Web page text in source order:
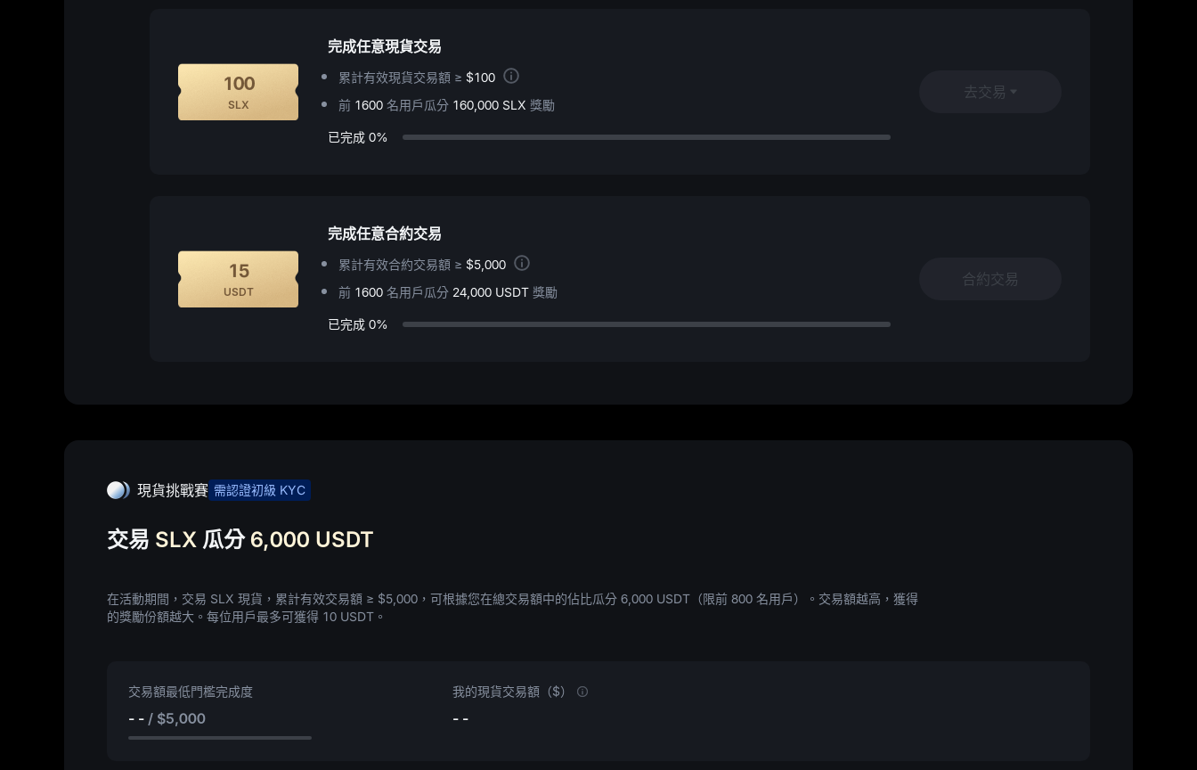
100
SLX
完成任意現貨交易
累計有效現貨交易額 ≥ $100
前 1600 名用戶瓜分 160,000 SLX 獎勵
已完成 0%
去交易
15
USDT
完成任意合約交易
累計有效合約交易額 ≥ $5,000
前 1600 名用戶瓜分 24,000 USDT 獎勵
已完成 0%
合約交易
現貨挑戰賽 需認證初級 KYC
交易 SLX 瓜分 6,000 USDT
在活動期間，交易 SLX 現貨，累計有效交易額 ≥ $5,000 ，可根據您在總交易額中的佔比瓜分 6,000 USDT （限前 800 名用戶）。交易額越高，獲得
的獎勵份額越大。每位用戶最多可獲得 10 USDT 。
交易額最低門檻完成度
- - / $5,000
我的現貨交易額（$）
- -